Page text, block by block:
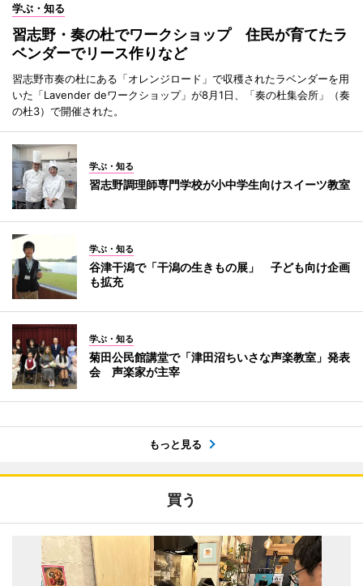
学ぶ・知る
習志野・奏の杜でワークショップ 住民が育てたラ
ベンダーでリース作りなど
習志野市奏の杜にある「オレンジロード」で収穫されたラベンダーを用
いた「Lavender deワークショップ」が8月1日、「奏の杜集会所」（奏
の杜3）で開催された。
学ぶ・知る
習志野調理師専門学校が小中学生向けスイーツ教室
学ぶ・知る
谷津干潟で「干潟の生きもの展」 子ども向け企画
も拡充
学ぶ・知る
菊田公民館講堂で「津田沼ちいさな声楽教室」発表
会 声楽家が主宰
もっと見る
買う